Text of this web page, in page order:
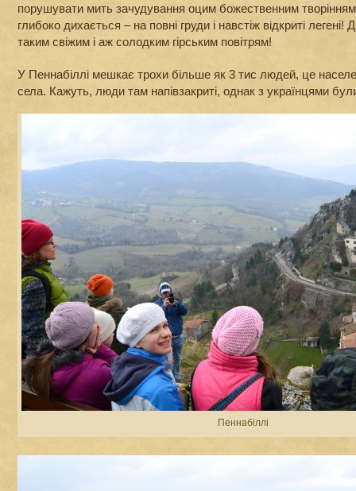
порушувати мить зачудування оцим божественним
глибоко дихається – на повні груди і навстіж відкриті
таким свіжим і аж солодким гірським повітрям!
У Пеннабіллі мешкає трохи більше як 3 тис людей, це
села. Кажуть, люди там напівзакриті, однак з українцями
Пеннабіллі